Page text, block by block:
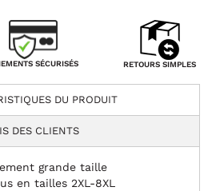
SÉCURISÉS RETOURS SIMPLES
DU PRODUIT
DES CLIENTS
grande taille
en tailles 2XL-8XL